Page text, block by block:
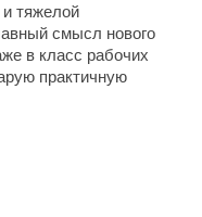
и тяжелой
смысл нового
в класс рабочих
практичную